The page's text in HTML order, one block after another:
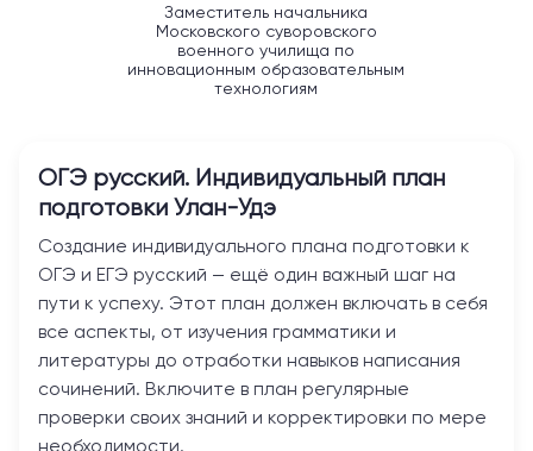
Заместитель начальника
Московского суворовского
военного училища по
инновационным образовательным
технологиям
ОГЭ русский. Индивидуальный план
подготовки Улан-Удэ
Создание индивидуального плана подготовки к
ОГЭ и ЕГЭ русский — ещё один важный шаг на
пути к успеху. Этот план должен включать в себя
все аспекты, от изучения грамматики и
литературы до отработки навыков написания
сочинений. Включите в план регулярные
проверки своих знаний и корректировки по мере
необходимости.